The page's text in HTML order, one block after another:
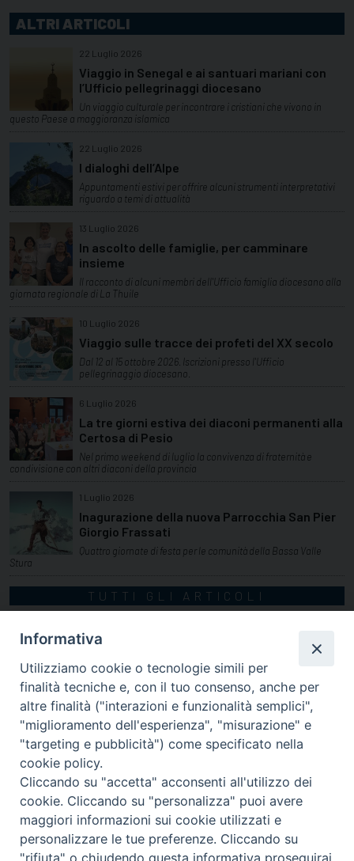
ALTRI ARTICOLI
22 Luglio 2026
Viaggio in Senegal e ai santuari mariani con
l’Ufficio pellegrinaggi diocesano
Un viaggio culturale per incontrare i cristiani che vivono in
questo Paese a maggioranza islamica
22 Luglio 2026
I dialoghi dell’Alpe
Appuntamenti estivi per offrire alcuni strumenti interpretativi
riguardo a temi di attualità
13 Luglio 2026
In ascolto delle famiglie, per camminare
insieme
Il racconto di alcuni membri dell'Ufficio famiglia diocesano alla
giornata regionale di La Thuile
10 Luglio 2026
Viaggio sulle tracce dei profeti del XX secolo
Dal 12 al 15 ottobre 2026. Iscrizioni presso l'Ufficio
pellegrinaggio diocesano.
6 Luglio 2026
La tre giorni estiva dei diaconi permanenti alla
Certosa di Pesio
Nel primo weekend di luglio la convivenza di fraternità e
condivisione con altri diaconi della provincia
1 Luglio 2026
Inagurazione della nuova Parrocchia San Pier
Giorgio Frassati
Quattro giornate di festa per le comunità della Bassa Valle
Stura
TUTTI GLI ARTICOLI
via Amedeo Rossi, 28 - 12100 Cuneo
segreteriagenerale@diocesicuneofossano.it
c.f. 96017380047
Informativa
Utilizziamo cookie o tecnologie simili per
finalità tecniche e, con il tuo consenso, anche per
altre finalità ("interazioni e funzionalità semplici",
"miglioramento dell'esperienza", "misurazione" e
"targeting e pubblicità") come specificato nella
cookie policy.
Cliccando su "accetta" acconsenti all'utilizzo dei
cookie. Cliccando su "personalizza" puoi avere
maggiori informazioni sui cookie utilizzati e
personalizzare le tue preferenze. Cliccando su